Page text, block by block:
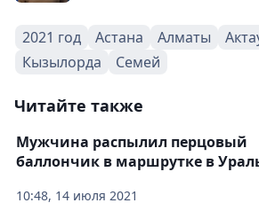
2021 год Астана Алматы
Кызылорда
Семей
Читайте также
10:48, 14 июля 2021
Мужчина распылил перцовый
баллончик в маршрутке в